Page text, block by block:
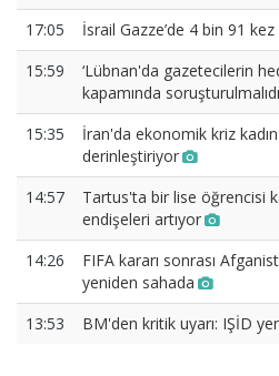
17:05
İsrail Gazze’de 4 bin 91
15:59
‘Lübnan'da gazetecilerin
kapamında
15:35
İran'da ekonomik kriz
derinleştiriyor
14:57
Tartus'ta bir lise öğrencisi
endişeleri artıyor
14:26
FIFA kararı sonrası
yeniden sahada
13:53
BM'den kritik uyarı: IŞİD